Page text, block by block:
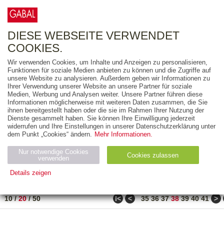
FREITEXT
AUSGABEART
AUS DER REIHE
ZUM THEMA
Neuerscheinung
Bestseller
PREIS
10/20/50 ǀ< < 35 36 37 38 39 40 41 >
DIESE WEBSEITE VERWENDET
COOKIES.
Wir verwenden Cookies, um Inhalte und Anzeigen zu personalisieren,
Funktionen für soziale Medien anbieten zu können und die Zugriffe auf
unsere Website zu analysieren. Außerdem geben wir Informationen zu
Ihrer Verwendung unserer Website an unsere Partner für soziale
Medien, Werbung und Analysen weiter. Unsere Partner führen diese
Informationen möglicherweise mit weiteren Daten zusammen, die Sie
ihnen bereitgestellt haben oder die sie im Rahmen Ihrer Nutzung der
Dienste gesammelt haben. Sie können Ihre Einwilligung jederzeit
widerrufen und Ihre Einstellungen in unserer Datenschutzerklärung unter
dem Punkt „Cookies“ ändern. Mehr Informationen.
Nur notwendige Cookies
verwenden
Cookies zulassen
Details zeigen
Name Zweck